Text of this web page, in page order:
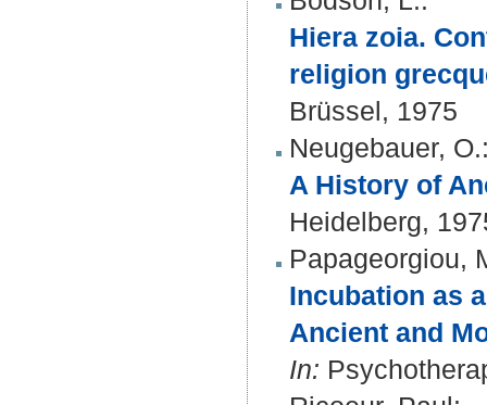
Hiera zoia.
religion
Brüssel, 1975
Neugebauer, O.
A History of
Heidelberg,
Papageorgiou,
Incubation as
Ancient and
In: